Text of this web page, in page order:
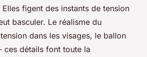
figent des instants de tension
basculer. Le réalisme du
dans les visages, le ballon
ces détails font toute la